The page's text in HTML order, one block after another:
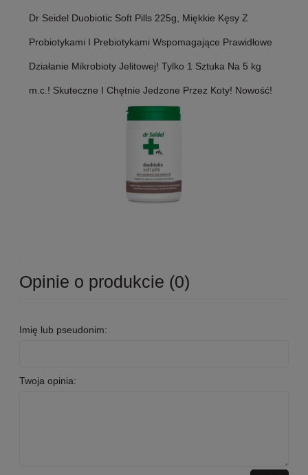
Dr Seidel Duobiotic Soft Pills 225g, Miękkie Kęsy Z
Probiotykami I Prebiotykami Wspomagające Prawidłowe
Działanie Mikrobioty Jelitowej! Tylko 1 Sztuka Na 5 kg
m.c.! Skuteczne I Chętnie Jedzone Przez Koty! Nowość!
Opinie o produkcie (0)
Imię lub pseudonim:
Twoja opinia: